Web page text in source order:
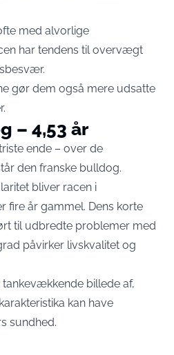
med alvorlige
har tendens til overvægt
gør dem også mere udsatte
– 4,53 år
ende – over de
den franske bulldog.
bliver racen i
fire år gammel. Dens korte
til udbredte problemer med
påvirker livskvalitet og
billede af,
kan have
sundhed.